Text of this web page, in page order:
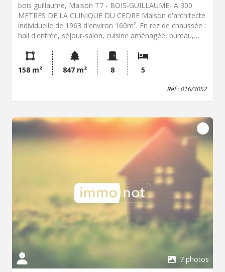
bois guillaume, Maison T7 - BOIS-GUILLAUME- A 300
METRES DE LA CLINIQUE DU CEDRE Maison d'architecte
individuelle de 1963 d'environ 160m². En rez de chaussée :
hall d'entrée, séjour-salon, cuisine aménagée, bureau,
dressing, une salle de douche, un point d'eau, wc. Grenier.
Sous-sol total : cellier, atelier, chaufferie, buanderie, cave.
Double vitrage PVC/volets roulants - Chauffage/et
production d'eau chaude gaz par chaudière Weishaupt.
HARDY-DUTAULT-DUDONNE-BLAISET Laëtitia HEITZ -
Service Immobilier 02.35.59.25.40/06.32.71.22.81
laetitia.heitz.76016@notaires.fr
100, rue de l'église- 76230
ISNEAUVILLE - Classe énergie : D - Classe climat : D -
Montant estimé des dépenses annuelles d'énergie pour
un usage standard : 2890 à 3960 € (base 2023) - Prix Hon.
Négo Inclus : 528 570 € dont 3,64% Hon. Négo TTC
charge acq. Prix Hors Hon. Négo :510 000 € - Réf :
016/3052 - Les informations sur les risques auxquels ce
bien est exposé sont disponibles sur le site Géorisques:
www.georisques.gouv.fr
158 m² 847 m² 8 5
Réf : 016/3052
7 photos